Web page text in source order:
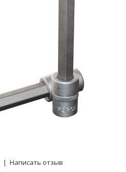
| Написать отзыв